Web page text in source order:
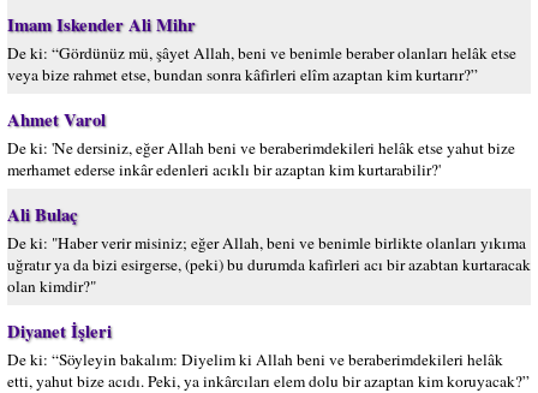
Imam Iskender Ali Mihr
De ki: “Gördünüz mü, şâyet Allah, beni ve benimle beraber olanları helâk etse
veya bize rahmet etse, bundan sonra kâfirleri elîm azaptan kim kurtarır?”
Ahmet Varol
De ki: 'Ne dersiniz, eğer Allah beni ve beraberimdekileri helâk etse yahut bize
merhamet ederse inkâr edenleri acıklı bir azaptan kim kurtarabilir?'
Ali Bulaç
De ki: "Haber verir misiniz; eğer Allah, beni ve benimle birlikte olanları yıkıma
uğratır ya da bizi esirgerse, (peki) bu durumda kafirleri acı bir azabtan kurtaracak
olan kimdir?"
Diyanet İşleri
De ki: “Söyleyin bakalım: Diyelim ki Allah beni ve beraberimdekileri helâk
etti, yahut bize acıdı. Peki, ya inkârcıları elem dolu bir azaptan kim koruyacak?”